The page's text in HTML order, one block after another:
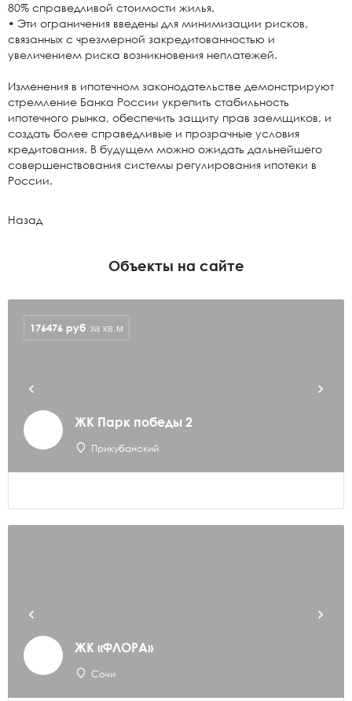
80% справедливой стоимости жилья.
• Эти ограничения введены для минимизации рисков,
связанных с чрезмерной закредитованностью и
увеличением риска возникновения неплатежей.
Изменения в ипотечном законодательстве демонстрируют
стремление Банка России укрепить стабильность
ипотечного рынка, обеспечить защиту прав заемщиков, и
создать более справедливые и прозрачные условия
кредитования. В будущем можно ожидать дальнейшего
совершенствования системы регулирования ипотеки в
России.
Назад
Объекты на сайте
ЖК Парк победы 2
Прикубанский
176476 руб за кв.м
ЖК «ФЛОРА»
Сочи